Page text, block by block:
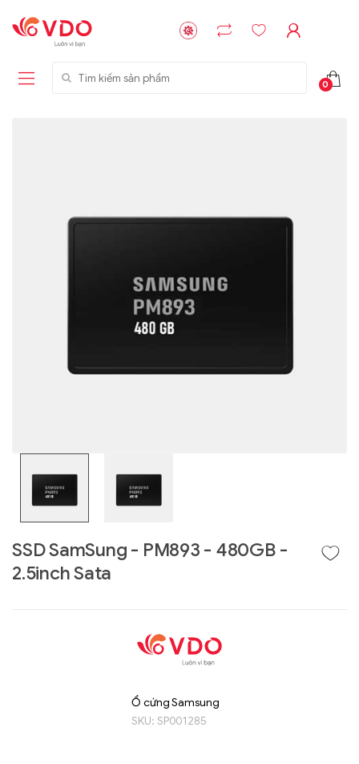
Tìm kiếm sản phẩm
0
SSD SamSung - PM893 - 480GB -
2.5inch Sata
Ổ cứng Samsung
SKU: SP001285
64GB - 15.36TB
AAX1)
AAP1)